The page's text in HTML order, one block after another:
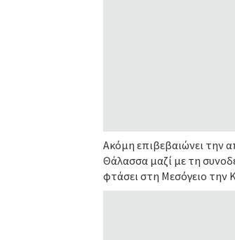
Ακόμη επιβεβαιώνει την
Θάλασσα μαζί με τη
φτάσει στη Μεσόγειο την